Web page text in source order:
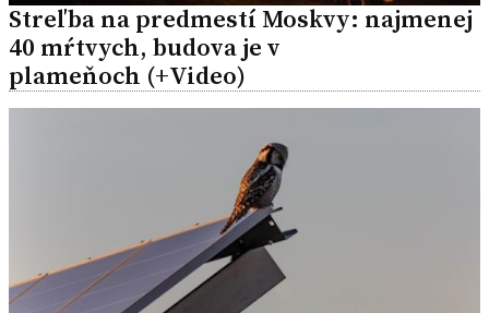
Streľba na predmestí Moskvy: najmenej
40 mŕtvych, budova je v
plameňoch (+Video)